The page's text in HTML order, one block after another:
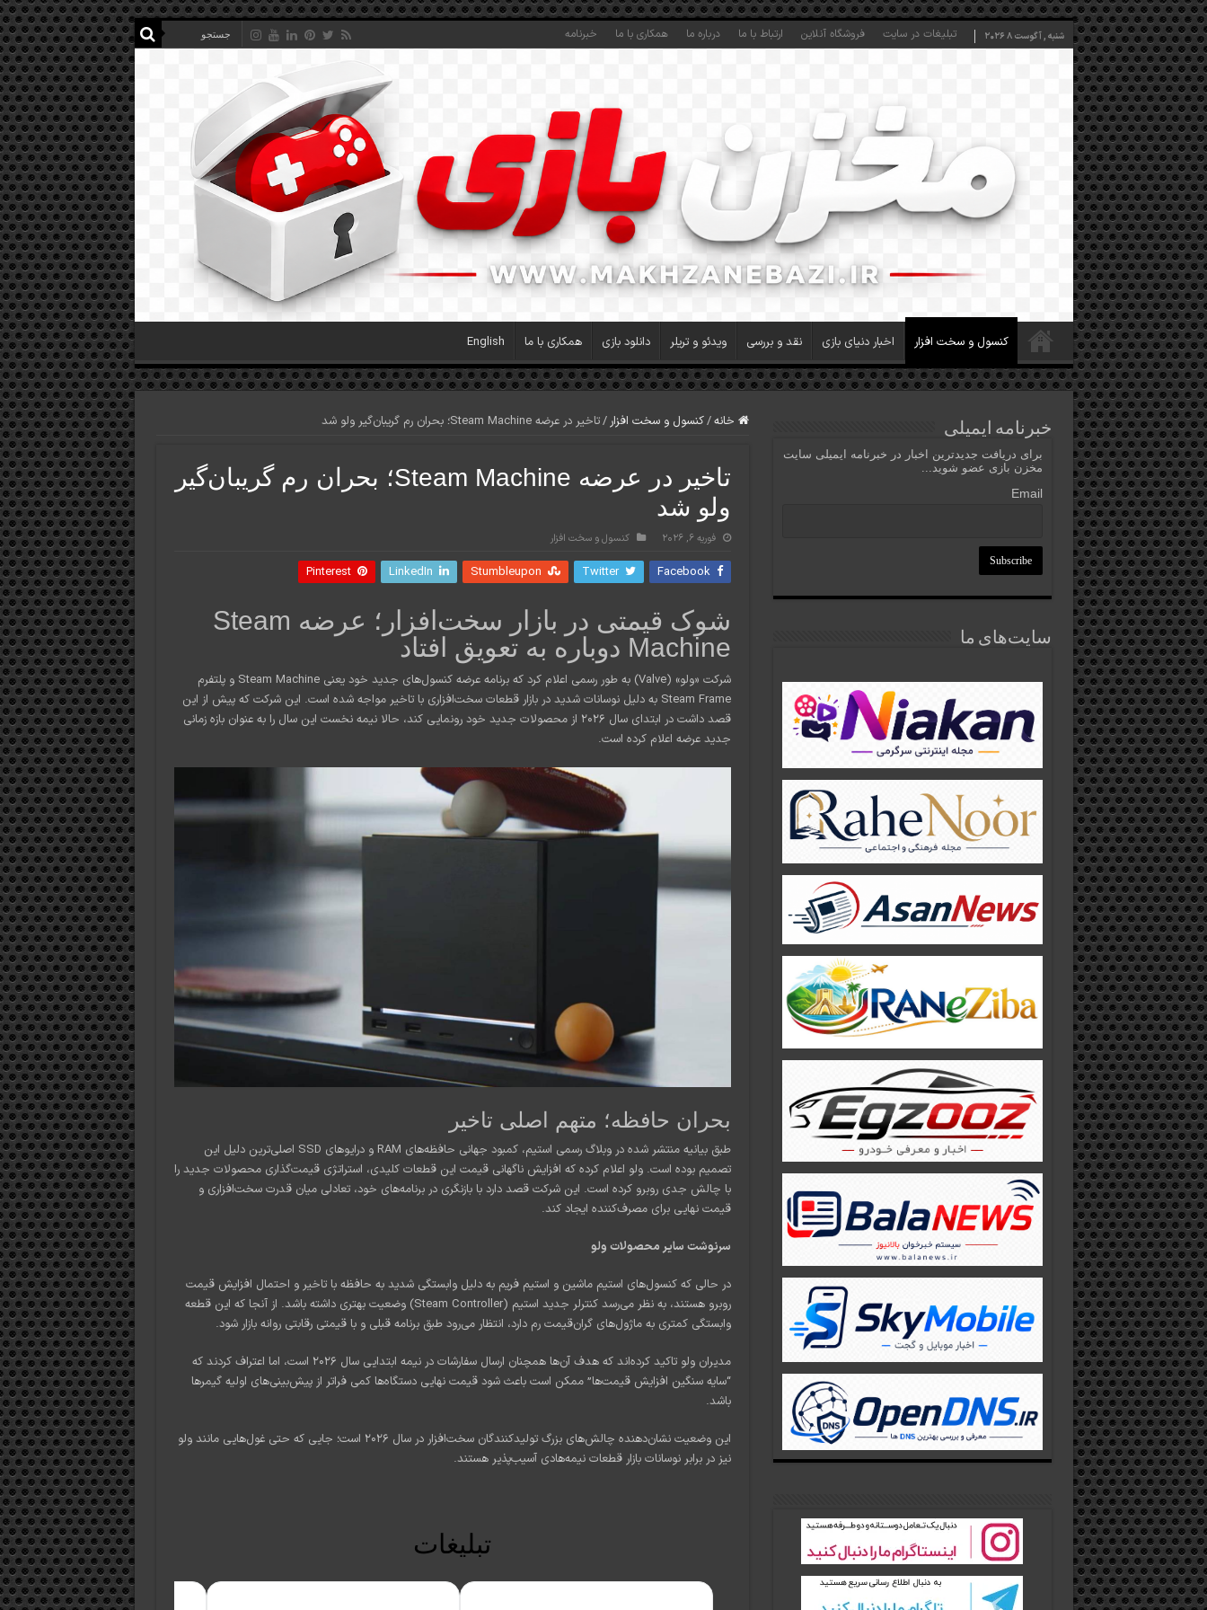
شنبه , آگوست 8 2026 تبلیغات در سایت فروشگاه آنلاین ارتباط با ما درباره ما همکاری با ما خبرنامه
کنسول و سخت افزار اخبار دنیای بازی نقد و بررسی ویدئو و تریلر دانلود بازی همکاری با ما English
خانه/کنسول و سخت افزار/تاخیر در عرضه Steam Machine؛ بحران رم گریبان‌گیر ولو شد
تاخیر در عرضه Steam Machine؛ بحران رم گریبان‌گیر
ولو شد
فوریه 6, 2026 کنسول و سخت افزار
Facebook
Twitter
Stumbleupon
LinkedIn
Pinterest
شوک قیمتی در بازار سخت‌افزار؛ عرضه Steam
Machine دوباره به تعویق افتاد
شرکت «ولو» (Valve) به طور رسمی اعلام کرد که برنامه عرضه کنسول‌های جدید خود یعنی Steam Machine و پلتفرم
Steam Frame به دلیل نوسانات شدید در بازار قطعات سخت‌افزاری با تاخیر مواجه شده است. این شرکت که پیش از این
قصد داشت در ابتدای سال ۲۰۲۶ از محصولات جدید خود رونمایی کند، حالا نیمه نخست این سال را به عنوان بازه زمانی
جدید عرضه اعلام کرده است.
بحران حافظه؛ متهم اصلی تاخیر
طبق بیانیه منتشر شده در وبلاگ رسمی استیم، کمبود جهانی حافظه‌های RAM و درایوهای SSD اصلی‌ترین دلیل این
تصمیم بوده است. ولو اعلام کرده که افزایش ناگهانی قیمت این قطعات کلیدی، استراتژی قیمت‌گذاری محصولات جدید را
با چالش جدی روبرو کرده است. این شرکت قصد دارد با بازنگری در برنامه‌های خود، تعادلی میان قدرت سخت‌افزاری و
قیمت نهایی برای مصرف‌کننده ایجاد کند.
سرنوشت سایر محصولات ولو
در حالی که کنسول‌های استیم ماشین و استیم فریم به دلیل وابستگی شدید به حافظه با تاخیر و احتمال افزایش قیمت
روبرو هستند، به نظر می‌رسد کنترلر جدید استیم (Steam Controller) وضعیت بهتری داشته باشد. از آنجا که این قطعه
وابستگی کمتری به ماژول‌های گران‌قیمت رم دارد، انتظار می‌رود طبق برنامه قبلی و با قیمتی رقابتی روانه بازار شود.
مدیران ولو تاکید کرده‌اند که هدف آن‌ها همچنان ارسال سفارشات در نیمه ابتدایی سال ۲۰۲۶ است، اما اعتراف کردند که
“سایه سنگین افزایش قیمت‌ها” ممکن است باعث شود قیمت نهایی دستگاه‌ها کمی فراتر از پیش‌بینی‌های اولیه گیمرها
باشد.
این وضعیت نشان‌دهنده چالش‌های بزرگ تولیدکنندگان سخت‌افزار در سال ۲۰۲۶ است؛ جایی که حتی غول‌هایی مانند ولو
نیز در برابر نوسانات بازار قطعات نیمه‌هادی آسیب‌پذیر هستند.
تبلیغات
خبرنامه ایمیلی
برای دریافت جدیدترین اخبار در خبرنامه ایمیلی سایت
مخزن بازی عضو شوید...
Email
سایت‌های ما